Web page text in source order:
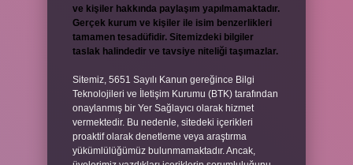
ve kişiler hakkında paylaşım yapılmamaktadır.
Gerçek kurum ve kişiler ile isim benzerlikleri
tamamen tesadüfidir. Sitemizdeki bilgiler
taslak halindedir ve tavsiye niteliği taşımazlar.
Sitemiz, 5651 Sayılı Kanun gereğince Bilgi
Teknolojileri ve İletişim Kurumu (BTK) tarafından
onaylanmış bir Yer Sağlayıcı olarak hizmet
vermektedir. Bu nedenle, sitedeki içerikleri
proaktif olarak denetleme veya araştırma
yükümlülüğümüz bulunmamaktadır. Ancak,